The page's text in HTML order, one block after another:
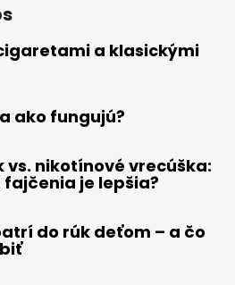
a klasickými
ako fungujú?
nikotínové vrecúška:
je lepšia?
do rúk deťom – a čo